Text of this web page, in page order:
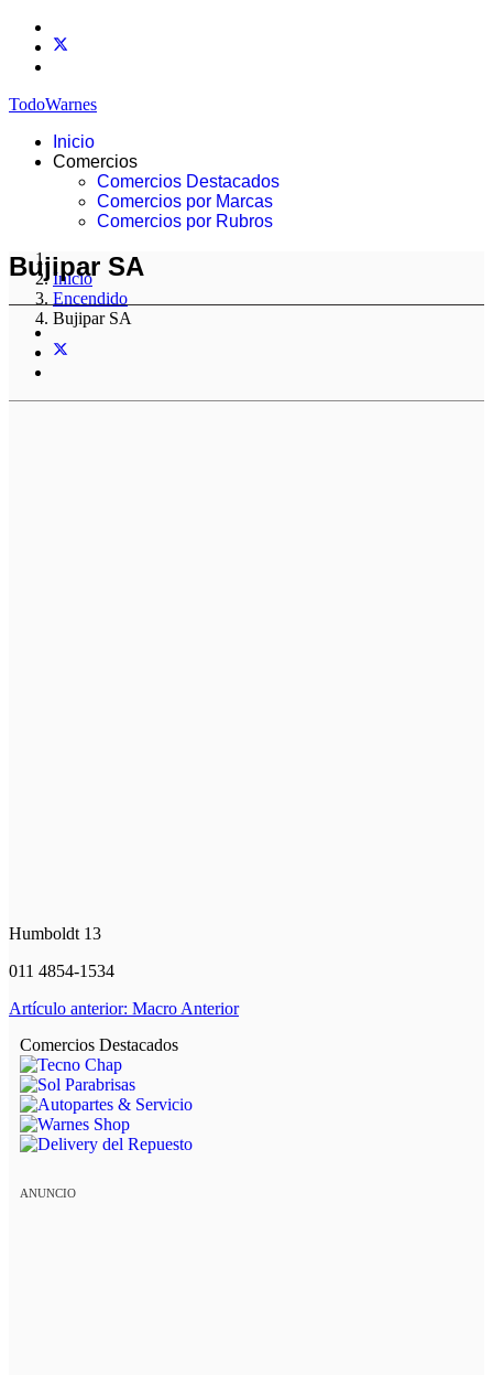
TodoWarnes
Inicio
Comercios
Comercios Destacados
Comercios por Marcas
Comercios por Rubros
Inicio
Encendido
Bujipar SA
Bujipar SA
Humboldt 13
011 4854-1534
Artículo anterior: Macro Anterior
Comercios Destacados
ANUNCIO